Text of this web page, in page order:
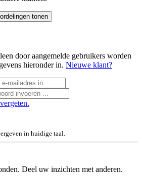
tonen
door aangemelde gebruikers worden
hieronder in. Nieuwe klant?
in huidige taal.
Deel uw inzichten met anderen.